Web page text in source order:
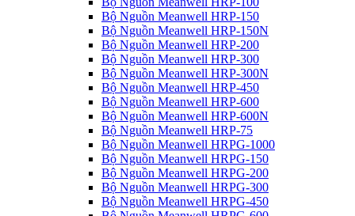
Bộ Nguồn Meanwell HRP-150
Bộ Nguồn Meanwell HRP-150N
Bộ Nguồn Meanwell HRP-200
Bộ Nguồn Meanwell HRP-300
Bộ Nguồn Meanwell HRP-300N
Bộ Nguồn Meanwell HRP-450
Bộ Nguồn Meanwell HRP-600
Bộ Nguồn Meanwell HRP-600N
Bộ Nguồn Meanwell HRP-75
Bộ Nguồn Meanwell HRPG-1000
Bộ Nguồn Meanwell HRPG-150
Bộ Nguồn Meanwell HRPG-200
Bộ Nguồn Meanwell HRPG-300
Bộ Nguồn Meanwell HRPG-450